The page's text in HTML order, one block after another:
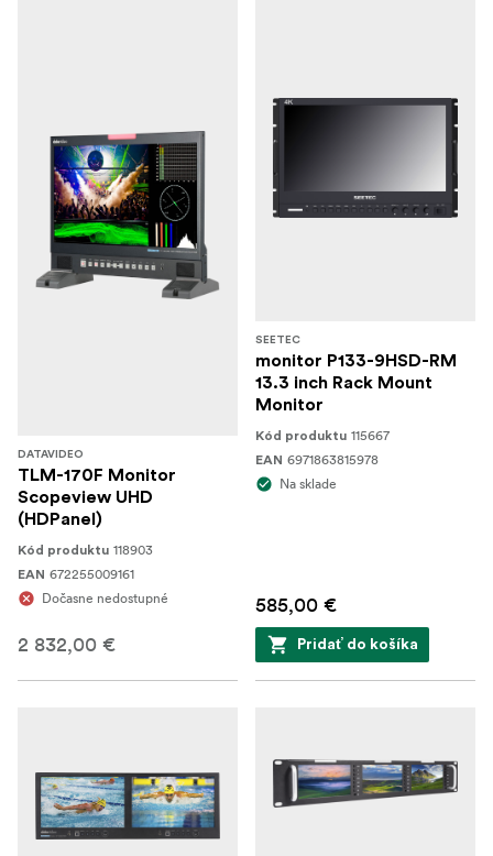
DATAVIDEO
TLM-170F Monitor
Scopeview UHD
(HDPanel)
Kód produktu 118903
EAN 672255009161
Dočasne nedostupné
2 832,00 €
SEETEC
monitor P133-9HSD-RM
13.3 inch Rack Mount
Monitor
Kód produktu 115667
EAN 6971863815978
Na sklade
585,00 €
Pridať do košíka